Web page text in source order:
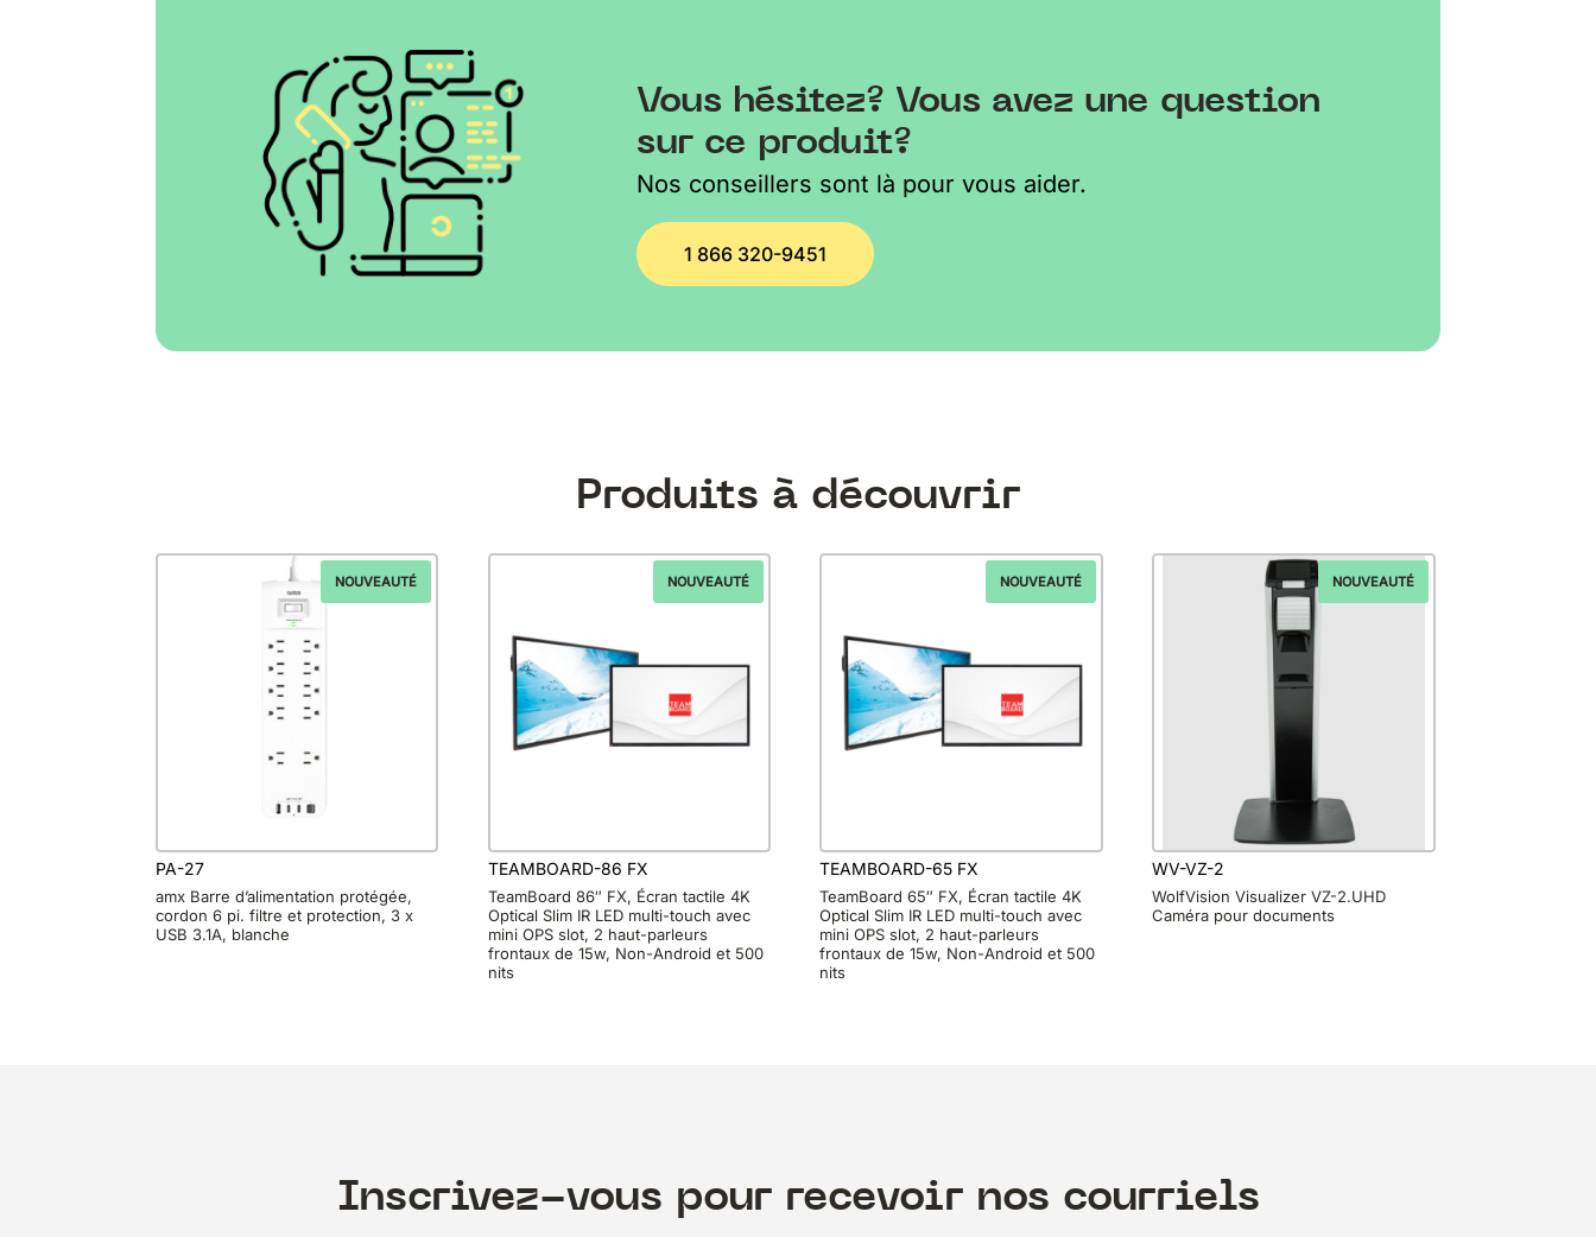
Vous hésitez? Vous avez une question
sur ce produit?
Nos conseillers sont là pour vous aider.
1 866 320-9451
Produits à découvrir
NOUVEAUTÉ
PA-27
amx Barre d’alimentation protégée,
cordon 6 pi. filtre et protection, 3 x
USB 3.1A, blanche
NOUVEAUTÉ
TEAMBOARD-86 FX
TeamBoard 86″ FX, Écran tactile 4K
Optical Slim IR LED multi-touch avec
mini OPS slot, 2 haut-parleurs
frontaux de 15w, Non-Android et 500
nits
NOUVEAUTÉ
TEAMBOARD-65 FX
TeamBoard 65″ FX, Écran tactile 4K
Optical Slim IR LED multi-touch avec
mini OPS slot, 2 haut-parleurs
frontaux de 15w, Non-Android et 500
nits
NOUVEAUTÉ
WV-VZ-2
WolfVision Visualizer VZ-2.UHD
Caméra pour documents
Inscrivez-vous pour recevoir nos courriels